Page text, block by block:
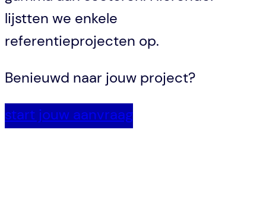
lijstten we enkele
referentieprojecten op.
Benieuwd naar jouw project?
start jouw aanvraag